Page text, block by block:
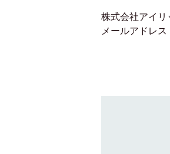
株式会社アイ
メールアドレ